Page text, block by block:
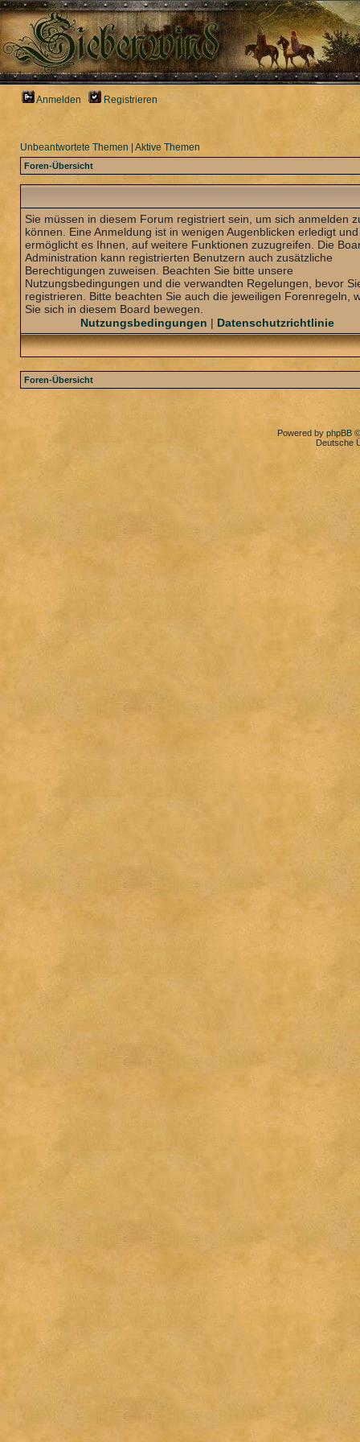
Anmelden Registrieren
Unbeantwortete Themen Aktive Themen
Foren-Übersicht
Sie müssen in diesem Forum registriert sein, um sich anmelden
können. Eine Anmeldung ist in wenigen Augenblicken erledigt und
ermöglicht es Ihnen, auf weitere Funktionen zuzugreifen. Die
Administration kann registrierten Benutzern auch zusätzliche
Berechtigungen zuweisen. Beachten Sie bitte unsere
Nutzungsbedingungen und die verwandten Regelungen, bevor
registrieren. Bitte beachten Sie auch die jeweiligen Forenregeln,
Sie sich in diesem Board bewegen.
Nutzungsbedingungen | Datenschutzrichtlinie
Foren-Übersicht
Powered by phpBB
Deutsche